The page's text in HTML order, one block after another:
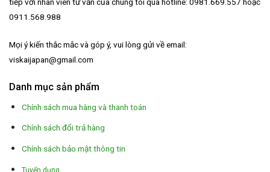
tiếp với nhân viên tư vấn của chúng tôi qua hotline: 0981.669.557 hoặc
0911.568.988
Mọi ý kiến thắc mắc và góp ý, vui lòng gửi về email:
viskaijapan@gmail.com
Danh mục sản phẩm
Chính sách mua hàng và thanh toán
Chính sách đổi trả hàng
Chính sách bảo mật thông tin
Tuyển dụng